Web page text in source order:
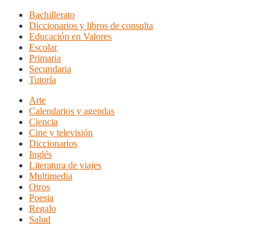
Bachillerato
Diccionarios y libros de consulta
Educación en Valores
Escolar
Primaria
Secundaria
Tutoría
Arte
Calendarios y agendas
Ciencia
Cine y televisión
Diccionarios
Inglés
Literatura de viajes
Multimedia
Otros
Poesia
Regalo
Salud